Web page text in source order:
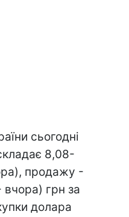
сьогодні
8,08-
продажу -
вчора) грн за
долара